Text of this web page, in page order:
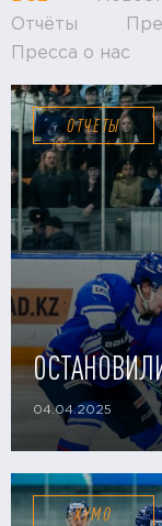
Отчёты
Пресса о нас
ОТЧЕТЫ
04.04.2025
ХУМО